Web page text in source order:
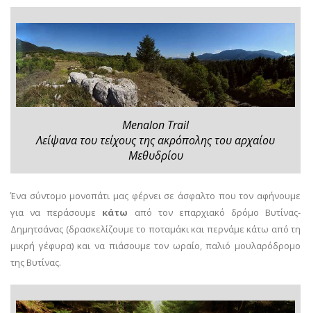
Menalon Trail
Λείψανα του τείχους της ακρόπολης του αρχαίου
Μεθυδρίου
Ένα σύντομο μονοπάτι μας φέρνει σε άσφαλτο που τον αφήνουμε
για να περάσουμε κάτω από τον επαρχιακό δρόμο Βυτίνας-
Δημητσάνας (δρασκελίζουμε το ποταμάκι και περνάμε κάτω από τη
μικρή γέφυρα) και να πιάσουμε τον ωραίο, παλιό μουλαρόδρομο
της Βυτίνας.